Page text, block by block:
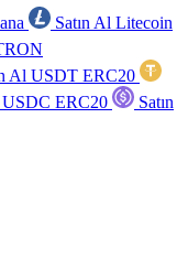
Satın Al Litecoin
Al USDT ERC20
USDC ERC20
Satın